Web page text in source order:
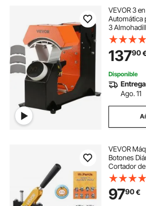
VEVOR 3
Automática
3
de
Prensa de
Sombreros
Nailon, Lino,
13790
Disponible
Ago. 11
VEVOR
Botones
Cortador
x 10 x 36
Aluminio
Chapas
Piezas
9790€